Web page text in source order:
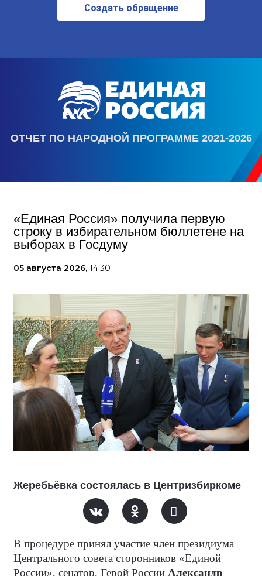
Создать обращение
ОТЧЕТ ПО НАРОДНОЙ ПРОГРАММЕ 2021-2026
«Единая Россия» получила первую
строку в избирательном бюллетене на
выборах в Госдуму
05 августа 2026, 14:30
Жеребьёвка состоялась в Центризбиркоме
В процедуре принял участие член президиума
Центрального совета сторонников «Единой
России», сенатор, Герой России Александр